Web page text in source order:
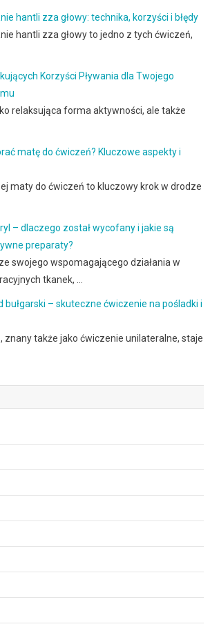
hantli zza głowy: technika, korzyści i błędy
hantli zza głowy to jedno z tych ćwiczeń,
Korzyści Pływania dla Twojego
relaksująca forma aktywności, ale także
matę do ćwiczeń? Kluczowe aspekty i
maty do ćwiczeń to kluczowy krok w drodze
– dlaczego został wycofany i jakie są
preparaty?
swojego wspomagającego działania w
tkanek, …
bułgarski – skuteczne ćwiczenie na pośladki i
znany także jako ćwiczenie unilateralne, staje